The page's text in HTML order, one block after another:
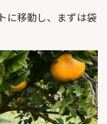
に移動し、まずは袋